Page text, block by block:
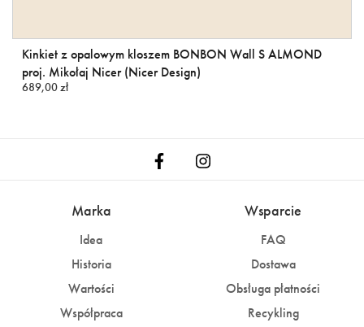
Kinkiet z opalowym kloszem BONBON Wall S ALMOND
proj. Mikołaj Nicer (Nicer Design)
689,00 zł
Marka
Idea
Historia
Wartości
Współpraca
Wsparcie
FAQ
Dostawa
Obsługa płatności
Recykling